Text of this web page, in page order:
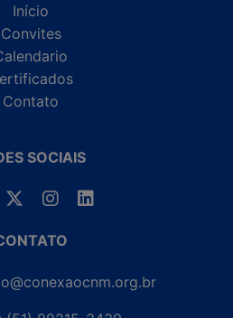
Início
Convites
Contato
SOCIAIS